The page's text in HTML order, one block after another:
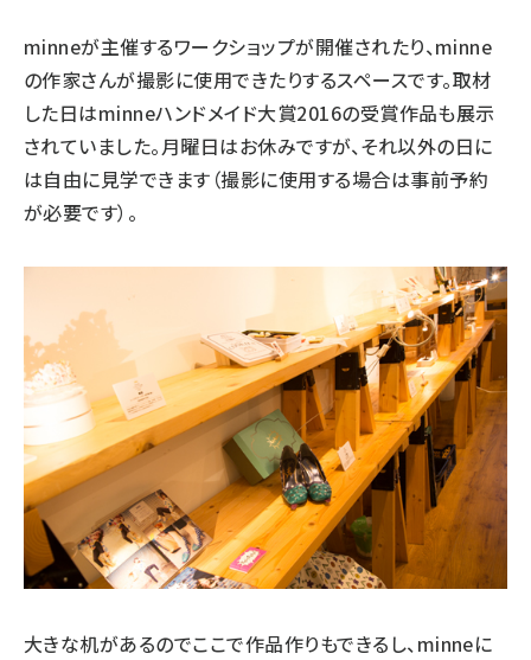
minneが主催するワークショップが開催されたり、minne
の作家さんが撮影に使用できたりするスペースです。取材
した日はminneハンドメイド大賞2016の受賞作品も展示
されていました。月曜日はお休みですが、それ以外の日に
は自由に見学できます（撮影に使用する場合は事前予約
が必要です）。
大きな机があるのでここで作品作りもできるし、minneに